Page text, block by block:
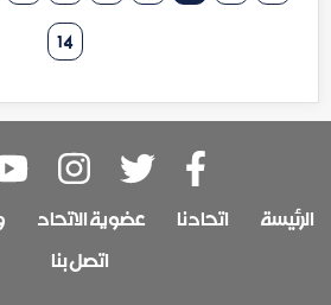
14
الرئيسة اتحادنا عضوية الاتحاد
اتصل بنا